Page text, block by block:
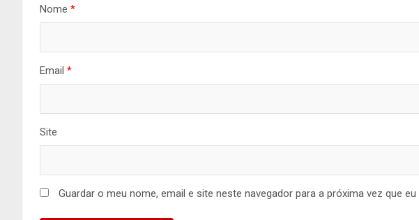
Nome *
Email *
Site
Guardar o meu nome, email e site neste navegador para a próxima vez que